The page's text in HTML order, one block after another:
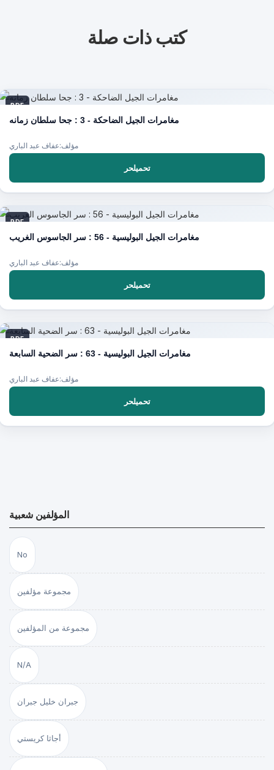
كتب ذات صلة
PDF
مغامرات الجيل الضاحكة - 3 : جحا سلطان زمانه
مؤلف:عفاف عبد الباري
تحميلحر
PDF
مغامرات الجيل البوليسية - 56 : سر الجاسوس الغريب
مؤلف:عفاف عبد الباري
تحميلحر
PDF
مغامرات الجيل البوليسية - 63 : سر الضحية السابعة
مؤلف:عفاف عبد الباري
تحميلحر
المؤلفين شعبية
No
مجموعة مؤلفين
مجموعة من المؤلفين
N/A
جبران خليل جبران
أجاثا كريستي